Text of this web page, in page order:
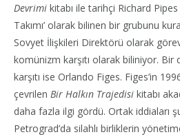
Devrimi kitabı ile tarihçi Richard Pipes
Takımı’ olarak bilinen bir grubunu
Sovyet İlişkileri Direktörü olarak
komünizm karşıtı olarak biliniyor.
karşıtı ise Orlando Figes. Figes’in
çevrilen Bir Halkın Trajedisi kitabı
daha fazla ilgi gördü. Ortak iddiaları
Petrograd’da silahlı birliklerin